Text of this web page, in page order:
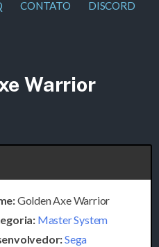
CONTATO DISCORD
Warrior
Golden Axe Warrior
Master System
Sega